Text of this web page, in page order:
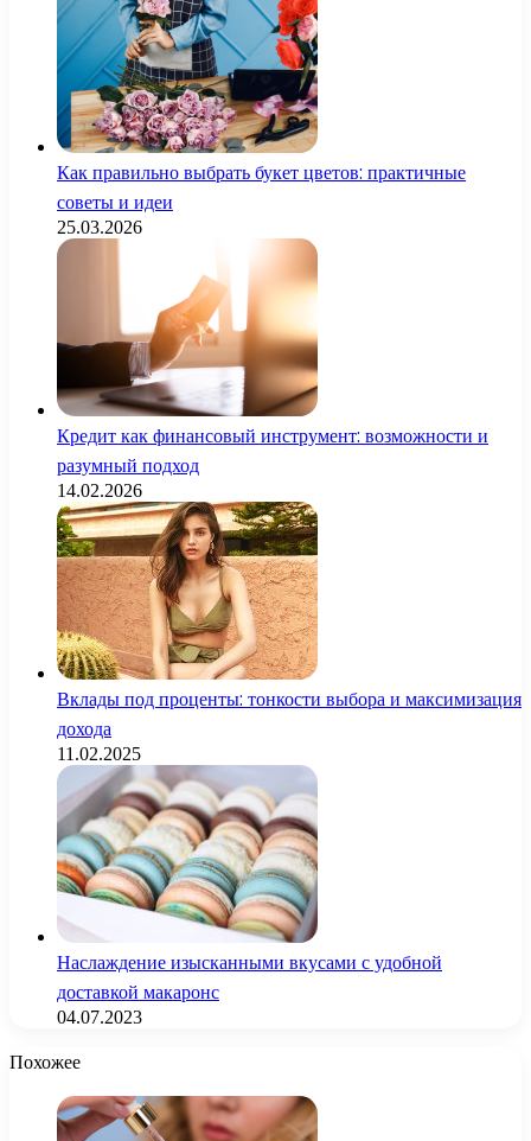
Как правильно выбрать букет цветов: практичные
советы и идеи
25.03.2026
Кредит как финансовый инструмент: возможности и
разумный подход
14.02.2026
Вклады под проценты: тонкости выбора и максимизация
дохода
11.02.2025
Наслаждение изысканными вкусами с удобной
доставкой макаронс
04.07.2023
Похожее